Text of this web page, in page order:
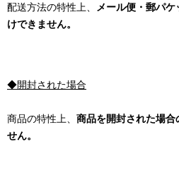
配送方法の特性上、 メール便・郵パ
けできません。
◆開封された場合
商品の特性上、 商品を開封された場合
せん。